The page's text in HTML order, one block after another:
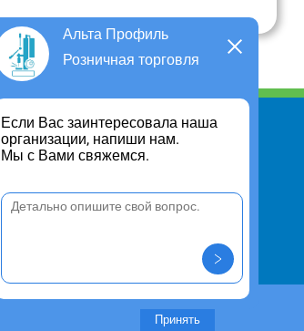
Альта Профиль
Розничная торговля
Если Вас заинтересовала наша
организации, напиши нам.
Мы с Вами свяжемся.
Принять
Информация
Для чего существует портал
Правило cookie
предложение